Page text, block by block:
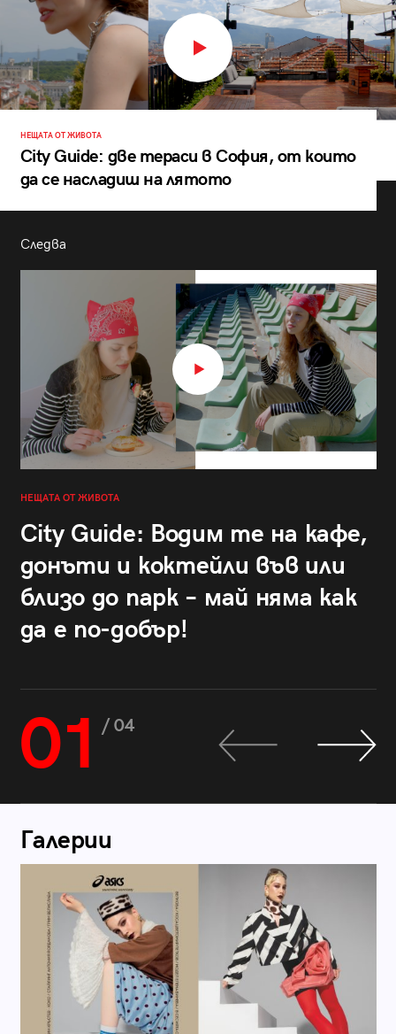
НЕЩАТА ОТ ЖИВОТА
City Guide: две тераси в София, от които
да се насладиш на лятото
Следва
НЕЩАТА ОТ ЖИВОТА
City Guide: Водим те на кафе,
донъти и коктейли във или
близо до парк – май няма как
да е по-добър!
01 / 04
Галерии